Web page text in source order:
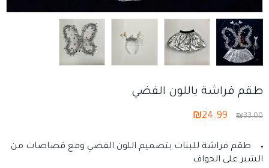
طقم فراشة باللون الفضي
₪33.00
₪24.99
طقم فراشة للبنات بتصميم اللون الفضي ومع قصاصات من
الشبر على الحواف